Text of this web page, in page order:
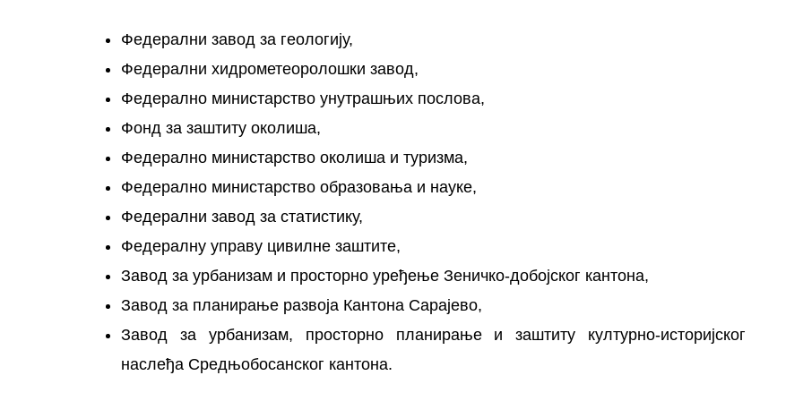
Федерални завод за геологију,
Федерални хидрометеоролошки завод,
Федерално министарство унутрашњих послова,
Фонд за заштиту околиша,
Федерално министарство околиша и туризма,
Федерално министарство образовања и науке,
Федерални завод за статистику,
Федералну управу цивилне заштите,
Завод за урбанизам и просторно уређење Зеничко-добојског кантона,
Завод за планирање развоја Кантона Сарајево,
Завод за урбанизам, просторно планирање и заштиту културно-историјског
наслеђа Средњобосанског кантона.